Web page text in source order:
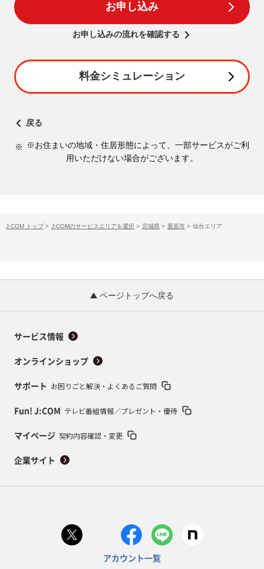
お申し込み
お申し込みの流れを確認する
料金シミュレーション
戻る
※お住まいの地域・住居形態によって、一部サービスがご利
用いただけない場合がございます。
J:COM トップ > J:COMのサービスエリアを選択 > 宮城県 > 栗原市 > 仙台エリア
ページトップへ戻る
サービス情報
オンラインショップ
サポート お困りごと解決・よくあるご質問
Fun! J:COM テレビ番組情報／プレゼント・優待
マイページ 契約内容確認・変更
企業サイト
アカウント一覧